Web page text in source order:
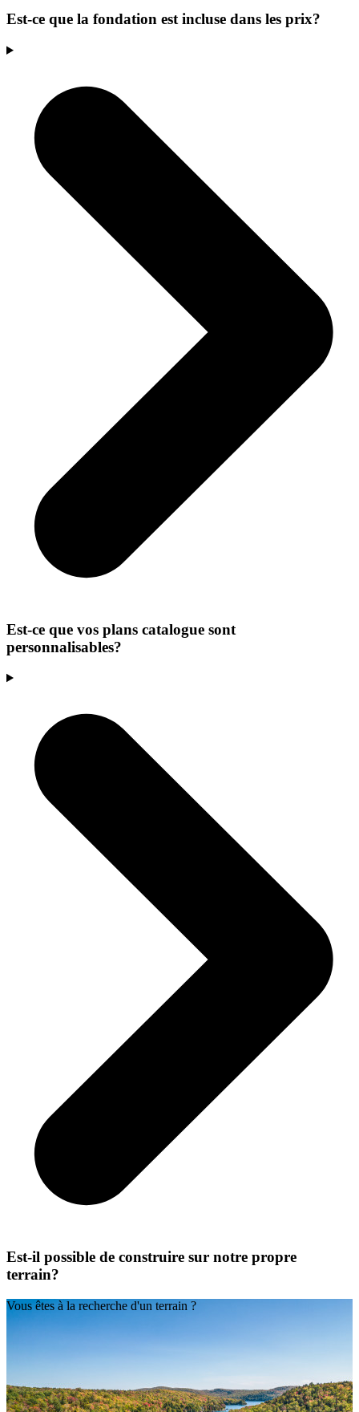
Est-ce que la fondation est incluse dans les prix?
Est-ce que vos plans catalogue sont
personnalisables?
Est-il possible de construire sur notre propre
terrain?
Vous êtes à la recherche d'un terrain ?